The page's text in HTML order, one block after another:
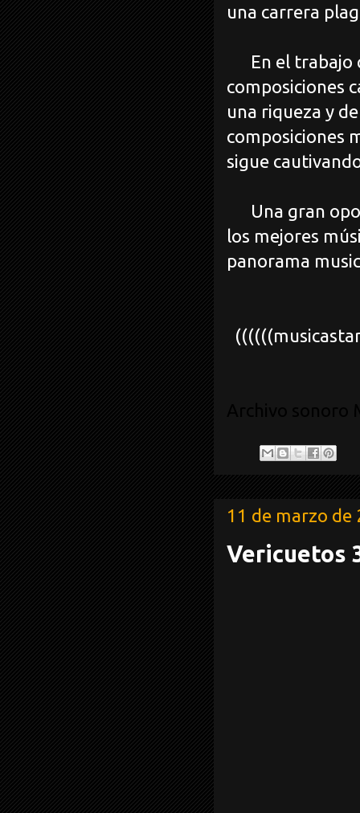
una carrera
En el trabajo
composiciones
una riqueza y
composiciones
sigue
Una gran
los mejores
panorama
11 de marzo de
Vericuetos